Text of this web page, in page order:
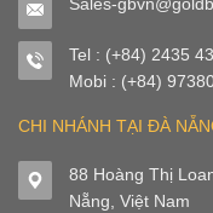
Tel : (+84) 2435
Mobi : (+84)
CHI NHÁNH TẠI ĐÀ
88 Hoàng Thị
Nẵng, Việt Nam